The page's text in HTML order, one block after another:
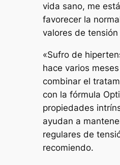
vida sano, me
favorecer la
valores de
«Sufro de
hace varios
combinar el
con la fórmula
propiedades
ayudan a
regulares de
recomiendo.